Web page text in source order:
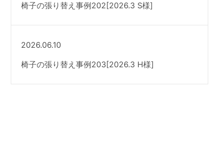
椅子の張り替え事例202[2026.3 S様]
2026.06.10
椅子の張り替え事例203[2026.3 H様]